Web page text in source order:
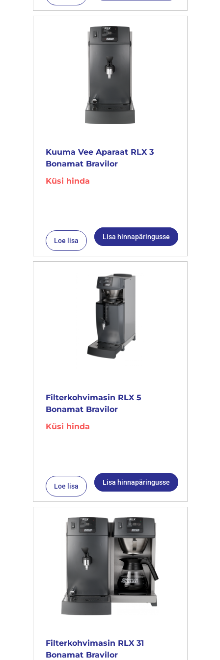
Kuuma Vee Aparaat RLX 3
Bonamat Bravilor
Küsi hinda
Loe lisa Lisa hinnapäringusse
Filterkohvimasin RLX 5
Bonamat Bravilor
Küsi hinda
Loe lisa Lisa hinnapäringusse
Filterkohvimasin RLX 31
Bonamat Bravilor